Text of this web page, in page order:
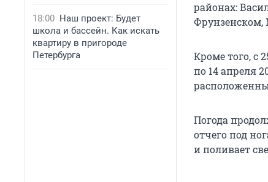
18:00 Наш проект: Будет
школа и бассейн. Как искать
квартиру в пригороде
Петербурга
районах:
Фрунзенском,
Кроме того, с
по 14 апреля
Погода
отчего под
и поливает